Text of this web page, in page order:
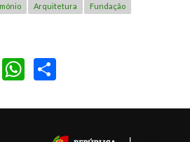
Arquitetura Fundação
TWITTER
WHATSAPP